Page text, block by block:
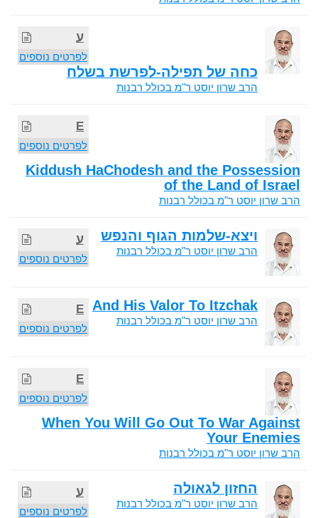
ע
לפרטים נוספים
כחה של תפילה-לפרשת בשלח
הרב שרון יוסט ר"מ בכולל רבנות
E
לפרטים נוספים
Kiddush HaChodesh and the Possession
of the Land of Israel
הרב שרון יוסט ר"מ בכולל רבנות
ע
לפרטים נוספים
ויצא-שלמות הגוף והנפש
הרב שרון יוסט ר"מ בכולל רבנות
E
לפרטים נוספים
And His Valor To Itzchak
הרב שרון יוסט ר"מ בכולל רבנות
E
לפרטים נוספים
When You Will Go Out To War Against
Your Enemies
הרב שרון יוסט ר"מ בכולל רבנות
ע
לפרטים נוספים
החזון לגאולה
הרב שרון יוסט ר"מ בכולל רבנות